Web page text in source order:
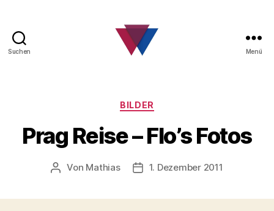
Suchen Menü
Kategorien
BILDER
Prag Reise – Flo’s Fotos
Beitragsautor
Von Mathias Beitragsdatum
1. Dezember 2011